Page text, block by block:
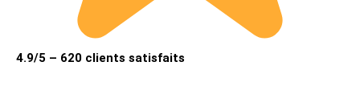
4.9/5 – 620 clients satisfaits